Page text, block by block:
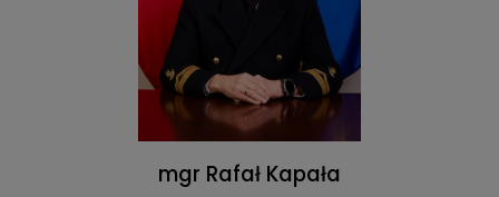
mgr Rafał Kapała